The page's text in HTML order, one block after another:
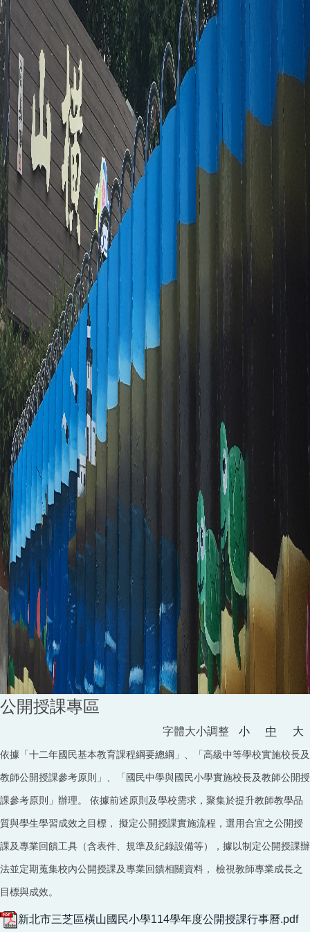
公開授課專區
字體大小調整 小 中 大
依據「十二年國民基本教育課程綱要總綱」、「高級中等學校實施校長及
教師公開授課參考原則」、「國民中學與國民小學實施校長及教師公開授
課參考原則」辦理。 依據前述原則及學校需求，聚集於提升教師教學品
質與學生學習成效之目標， 擬定公開授課實施流程，選用合宜之公開授
課及專業回饋工具（含表件、規準及紀錄設備等），據以制定公開授課辦
法並定期蒐集校內公開授課及專業回饋相關資料， 檢視教師專業成長之
目標與成效。
新北市三芝區橫山國民小學114學年度公開授課行事曆.pdf